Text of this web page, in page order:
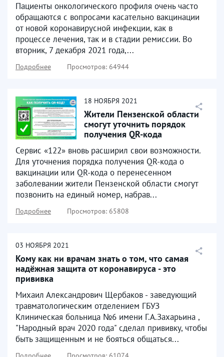
Пациенты онкологического профиля очень часто
обращаются с вопросами касательно вакцинации
от новой коронавирусной инфекции, как в
процессе лечения, так и в стадии ремиссии. Во
вторник, 7 декабря 2021 года,...
Подробнее Просмотров: 64944
18 НОЯБРЯ 2021
Жители Пензенской области
смогут уточнить порядок
получения QR-кода
Сервис «122» вновь расширил свои возможности.
Для уточнения порядка получения QR-кода о
вакцинации или QR-кода о перенесенном
заболевании жители Пензенской области смогут
позвонить на единый номер, набрав...
Подробнее Просмотров: 65808
03 НОЯБРЯ 2021
Кому как ни врачам знать о том, что самая
надёжная защита от коронавируса - это
прививка
Михаил Александрович Щербаков - заведующий
травматологическим отделением ГБУЗ
Клиническая больница №6 имени Г.А.Захарьина ,
"Народный врач 2020 года" сделал прививку, чтобы
быть защищенным и не бояться общаться...